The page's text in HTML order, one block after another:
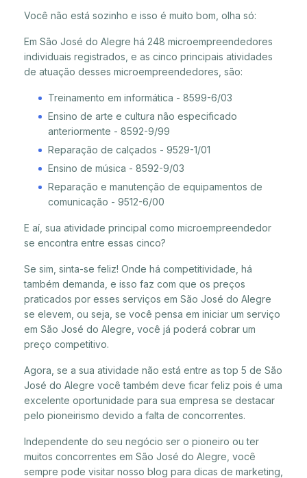
Você não está sozinho e isso é muito bom, olha só:
Em São José do Alegre há 248 microempreendedores
individuais registrados, e as cinco principais atividades
de atuação desses microempreendedores, são:
Treinamento em informática - 8599-6/03
Ensino de arte e cultura não especificado
anteriormente - 8592-9/99
Reparação de calçados - 9529-1/01
Ensino de música - 8592-9/03
Reparação e manutenção de equipamentos de
comunicação - 9512-6/00
E aí, sua atividade principal como microempreendedor
se encontra entre essas cinco?
Se sim, sinta-se feliz! Onde há competitividade, há
também demanda, e isso faz com que os preços
praticados por esses serviços em São José do Alegre
se elevem, ou seja, se você pensa em iniciar um serviço
em São José do Alegre, você já poderá cobrar um
preço competitivo.
Agora, se a sua atividade não está entre as top 5 de São
José do Alegre você também deve ficar feliz pois é uma
excelente oportunidade para sua empresa se destacar
pelo pioneirismo devido a falta de concorrentes.
Independente do seu negócio ser o pioneiro ou ter
muitos concorrentes em São José do Alegre, você
sempre pode visitar nosso blog para dicas de marketing,